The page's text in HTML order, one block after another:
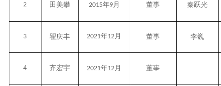
2 田美攀 2015年9月 董事 秦跃光
3 翟庆丰 2021年12 月 董事 李巍
4 齐宏宇 2021年12 月 董事